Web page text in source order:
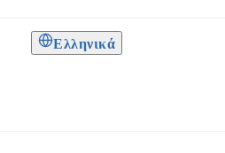
Ελληνικά